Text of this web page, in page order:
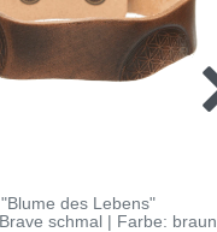
des Lebens"
schmal | Farbe: braun